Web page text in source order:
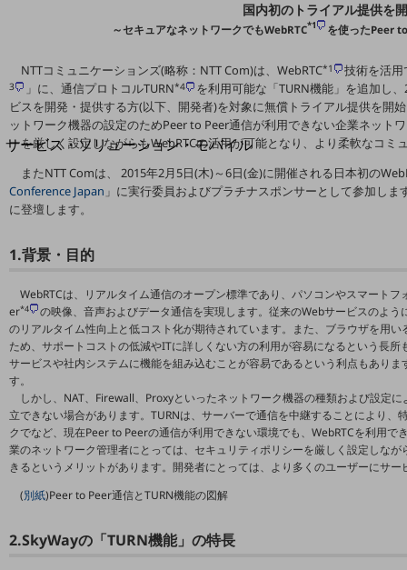
自治体・地域社会との共創
LGPF(Local Government Platform)
別ウィンドウで開きます
サービス・ソリューション・モバイル
サービス・ソリューションTOP
DXに関する課題を解決する
サービス・ソリューションをご紹介
カテゴリーで探すTOP
クラウド・データセンター
電話・映像コミュニケーション
セキュリティ
5G
IoT
運用管理
国内初のトライアル提供を
～セキュアなネットワークでもWebRTC*1 を使ったPeer
NTTコミュニケーションズ(略称：NTT Com)は、WebRTC*1 技術を活
3 」に、通信プロトコルTURN*4
を利用可能な「TURN機能」を追加し
ビスを開発・提供する方(以下、開発者)を対象に無償トライアル提供を開
ットワーク機器の設定のためPeer to Peer通信が利用できない企業ネット
ーを厳しく設定しながらもWebRTCの活用が可能となり、より柔軟なコミ
またNTT Comは、 2015年2月5日(木)～6日(金)に開催される日本初の
Conference Japan 」に実行委員およびプラチナスポンサーとして参加しま
に登壇します。
1.背景・目的
WebRTCは、リアルタイム通信のオープン標準であり、パソコンやスマート
er*4
の映像、音声およびデータ通信を実現します。従来のWebサービスのよ
のリアルタイム性向上と低コスト化が期待されています。また、ブラウザを用
ため、サポートコストの低減やITに詳しくない方の利用が容易になるという長
サービスや社内システムに機能を組み込むことが容易であるという利点もあり
す。
しかし、NAT、Firewall、Proxyといったネットワーク機器の種類および設定
立できない場合があります。TURNは、サーバーで通信を中継することにより
クでなど、現在Peer to Peerの通信が利用できない環境でも、WebRTCを利用で
業のネットワーク管理者にとっては、セキュリティポリシーを厳しく設定しな
きるというメリットがあります。開発者にとっては、より多くのユーザーにサ
(別紙)Peer to Peer通信とTURN機能の図解
2.SkyWayの「TURN機能」の特長